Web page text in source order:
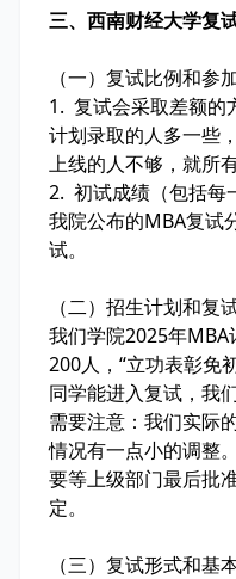
三、西南财经大学复
（一）复试比例和参
1. 复试会采取差额的
计划录取的人多一些
上线的人不够，就所
2. 初试成绩（包括每
我院公布的MBA复试
试。
（二）招生计划和复
我们学院2025年
200人，“立功表彰免
同学能进入复试，我
需要注意：我们实际
情况有一点小的调整
要等上级部门最后批
定。
（三）复试形式和基